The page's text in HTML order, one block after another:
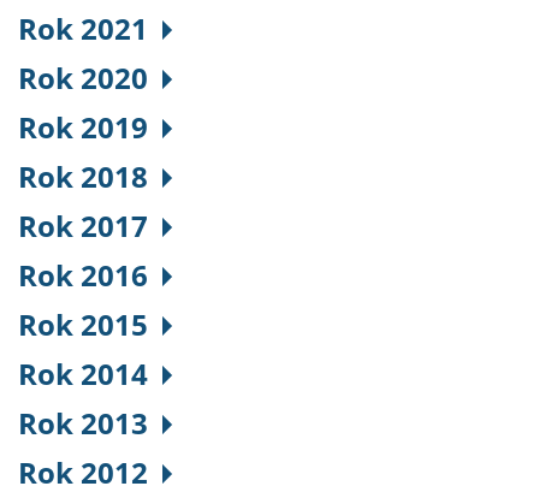
Rok 2021
Rok 2020
Rok 2019
Rok 2018
Rok 2017
Rok 2016
Rok 2015
Rok 2014
Rok 2013
Rok 2012